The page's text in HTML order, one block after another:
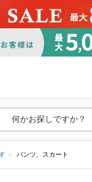
何かお探しですか？
パンツ、スカート